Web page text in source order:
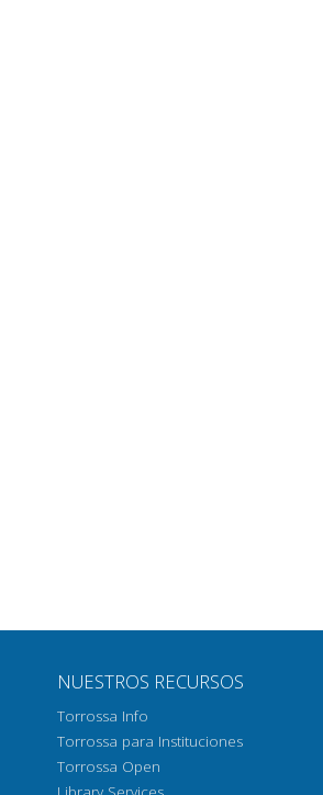
NUESTROS RECURSOS
Torrossa Info
Torrossa para Instituciones
Torrossa Open